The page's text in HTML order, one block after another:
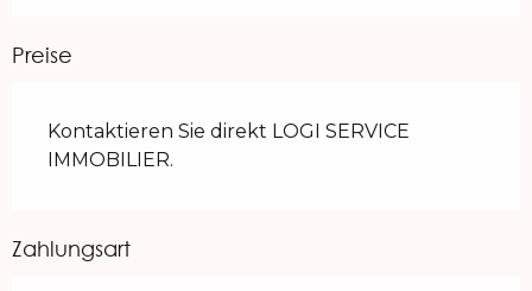
Preise
Kontaktieren Sie direkt LOGI SERVICE
IMMOBILIER.
Zahlungsart